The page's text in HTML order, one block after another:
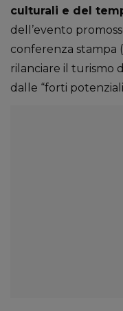
culturali e del
dell’evento
conferenza stampa
rilanciare il turismo
dalle “forti